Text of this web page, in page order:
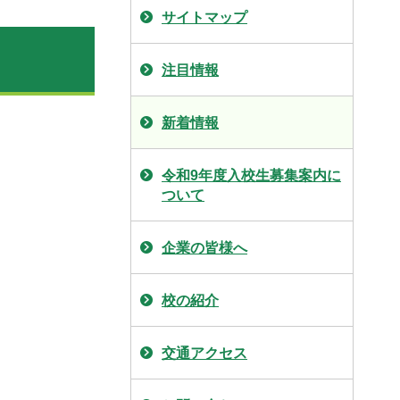
サイトマップ
注目情報
新着情報
令和9年度入校生募集案内に
ついて
企業の皆様へ
校の紹介
交通アクセス